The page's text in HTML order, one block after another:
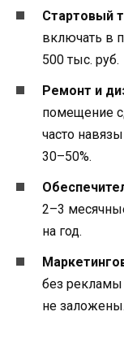
Стартовый
включать в
500 тыс. руб.
Ремонт и
помещение
часто
30–50%.
2–3
на год.
без рекламы
не заложены.